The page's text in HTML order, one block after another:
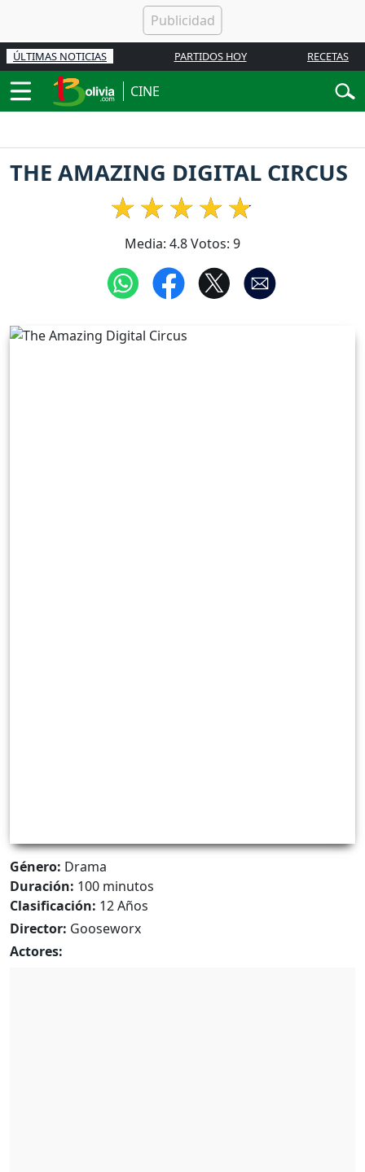
ÚLTIMAS NOTICIAS PARTIDOS HOY RECETAS
CINE
THE AMAZING DIGITAL CIRCUS
Media: 4.8Votos: 9
Género: Drama
Duración: 100 minutos
Clasificación: 12 Años
Director: Gooseworx
Actores: